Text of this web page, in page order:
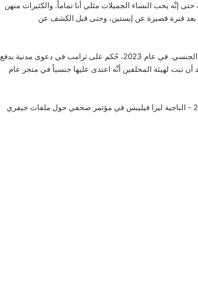
إنَّه يحب النساء الجميلات مثلي أنا تماماً. والكثيرات منهن
بعد فترة قصيرة عن إبستين، وحتى قبل الكشف عن
بيد أنَّ ترامب لديه تاريخه الخاص من اتهامات الاعتداء الجنسي. في عام 2023، حُكم على ترامب في دعوى مدنية بدفع
أن ثبت لهيئة المحلفين أنَّه اعتدى عليها جنسياً في متجر عام